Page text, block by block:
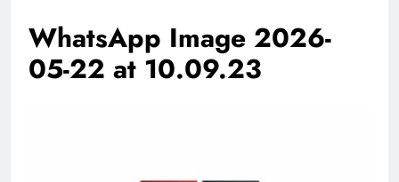
WhatsApp Image 2026-
05-22 at 10.09.23